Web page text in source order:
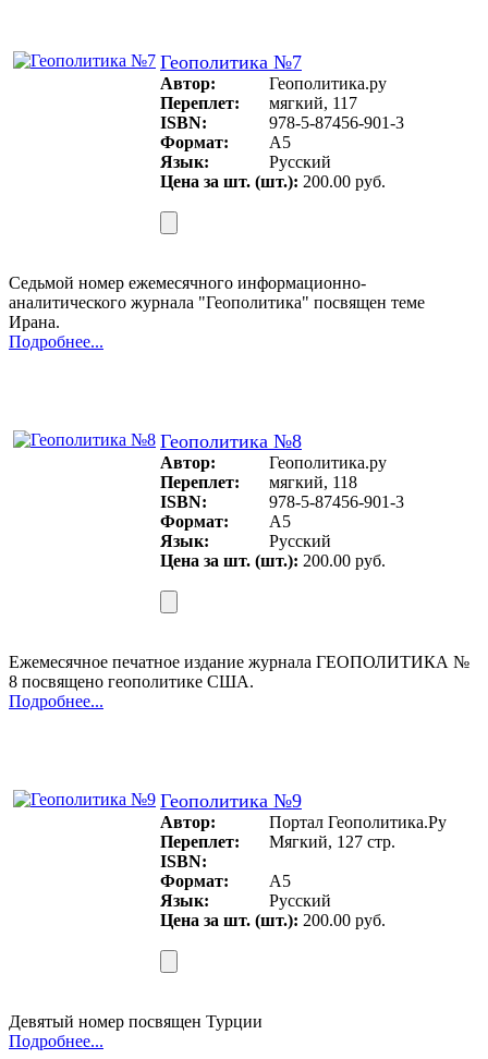
Геополитика №7
Автор:
Геополитика.ру
Переплет:
мягкий, 117
ISBN:
978-5-87456-901-3
Формат:
А5
Язык:
Русский
Цена за шт. (шт.): 200.00 руб.
Седьмой номер ежемесячного информационно-
аналитического журнала "Геополитика" посвящен теме
Ирана.
Подробнее...
Геополитика №8
Автор:
Геополитика.ру
Переплет:
мягкий, 118
ISBN:
978-5-87456-901-3
Формат:
А5
Язык:
Русский
Цена за шт. (шт.): 200.00 руб.
Ежемесячное печатное издание журнала ГЕОПОЛИТИКА №
8 посвящено геополитике США.
Подробнее...
Геополитика №9
Автор:
Портал Геополитика.Ру
Переплет:
Мягкий, 127 стр.
ISBN:
Формат:
А5
Язык:
Русский
Цена за шт. (шт.): 200.00 руб.
Девятый номер посвящен Турции
Подробнее...